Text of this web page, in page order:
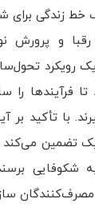
خط زندگی
و پرورش
رویکرد
فرآیندها را
با تأکید بر
تضمین
به شکوفایی